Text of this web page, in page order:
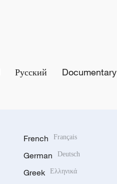
Русский Documentary
French Français
German Deutsch
Greek Ελληνικά